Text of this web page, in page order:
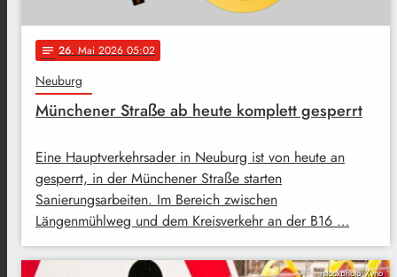
notes 26. Mai 2026 05:02
Neuburg
Münchener Straße ab heute komplett gesperrt
Eine Hauptverkehrsader in Neuburg ist von heute an
gesperrt, in der Münchener Straße starten
Sanierungsarbeiten. Im Bereich zwischen
Längenmühlweg und dem Kreisverkehr an der B16 …
istockphoto_Xyno